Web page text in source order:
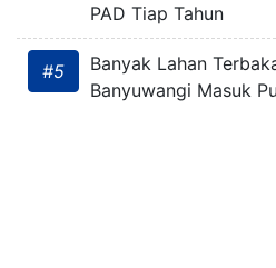
PAD Tiap Tahun
#5
Banyak Lahan
Banyuwangi Masuk